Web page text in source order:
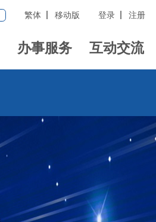
繁体 移动版 登录 注册
办事服务 互动交流